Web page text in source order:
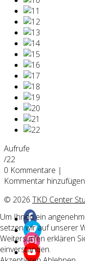
Aufrufe
/22
0 Kommentare |
Kommentar hinzufügen
© 2026 TKD Center
Um Ihnen ein
setzen wir auf unserer
Weitersurfen erklären
einverstanden.